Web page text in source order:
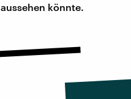
aussehen könnte.